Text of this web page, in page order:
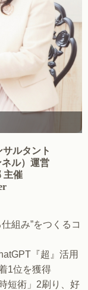
ルタント
ル）運営
主催
組み”をつくるコ
『超』活用
1位を獲得
短術」2刷り、好